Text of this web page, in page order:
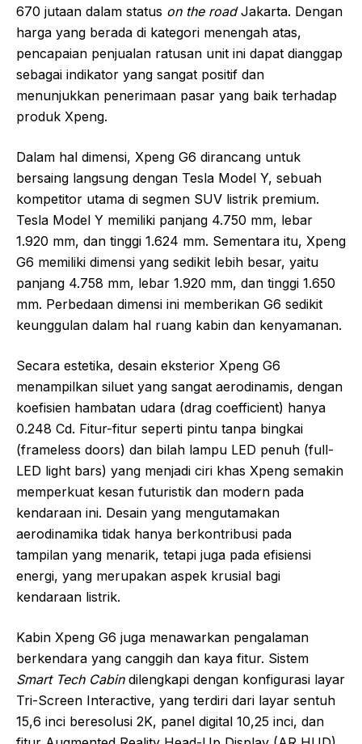
670 jutaan dalam status on the roadJakarta. Dengan
harga yang berada di kategori menengah atas,
pencapaian penjualan ratusan unit ini dapat dianggap
sebagai indikator yang sangat positif dan
menunjukkan penerimaan pasar yang baik terhadap
produk Xpeng.
Dalam hal dimensi, Xpeng G6 dirancang untuk
bersaing langsung dengan Tesla Model Y, sebuah
kompetitor utama di segmen SUV listrik premium.
Tesla Model Y memiliki panjang 4.750 mm, lebar
1.920 mm, dan tinggi 1.624 mm. Sementara itu, Xpeng
G6 memiliki dimensi yang sedikit lebih besar, yaitu
panjang 4.758 mm, lebar 1.920 mm, dan tinggi 1.650
mm. Perbedaan dimensi ini memberikan G6 sedikit
keunggulan dalam hal ruang kabin dan kenyamanan.
Secara estetika, desain eksterior Xpeng G6
menampilkan siluet yang sangat aerodinamis, dengan
koefisien hambatan udara (drag coefficient) hanya
0.248 Cd. Fitur-fitur seperti pintu tanpa bingkai
(frameless doors) dan bilah lampu LED penuh (full-
LED light bars) yang menjadi ciri khas Xpeng semakin
memperkuat kesan futuristik dan modern pada
kendaraan ini. Desain yang mengutamakan
aerodinamika tidak hanya berkontribusi pada
tampilan yang menarik, tetapi juga pada efisiensi
energi, yang merupakan aspek krusial bagi
kendaraan listrik.
Kabin Xpeng G6 juga menawarkan pengalaman
berkendara yang canggih dan kaya fitur. Sistem
Smart Tech Cabindilengkapi dengan konfigurasi layar
Tri-Screen Interactive, yang terdiri dari layar sentuh
15,6 inci beresolusi 2K, panel digital 10,25 inci, dan